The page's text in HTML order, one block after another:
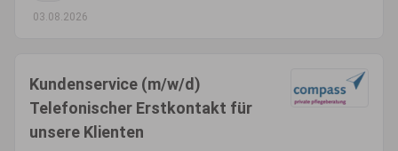
03.08.2026
Kundenservice (m/w/d)
Telefonischer Erstkontakt für
unsere Klienten